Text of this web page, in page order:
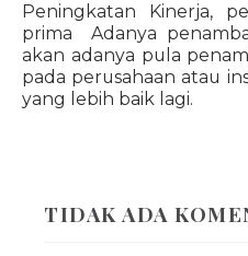
Peningkatan Kinerja,
prima Adanya
akan adanya pula
pada perusahaan atau
yang lebih baik lagi.
TIDAK ADA